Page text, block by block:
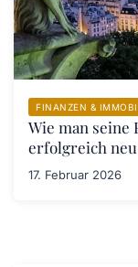
FINANZEN &
Wie man seine
erfolgreich
17. Februar 2026